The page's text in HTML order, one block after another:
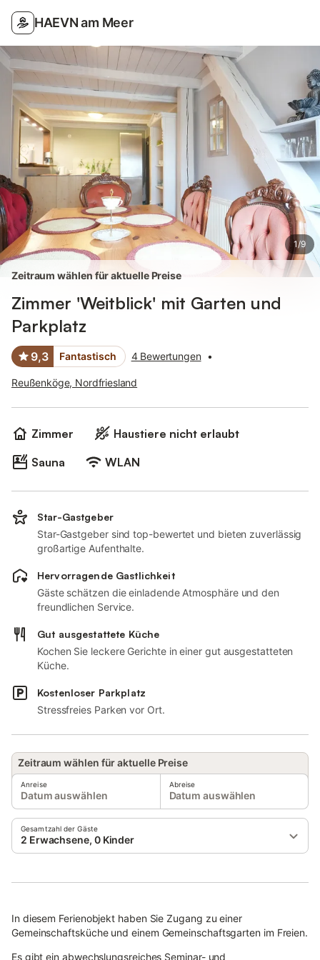
HAEVN am Meer
1/9
Bilder Ausstattung Bewertungen
Zeitraum wählen für aktuelle Preise
Zimmer 'Weitblick' mit Garten und
Parkplatz
9,3 Fantastisch 4 Bewertungen •
Reußenköge, Nordfriesland
Zimmer
Haustiere nicht erlaubt
Sauna
WLAN
Star-Gastgeber
Star-Gastgeber sind top-bewertet und bieten zuverlässig
großartige Aufenthalte.
Hervorragende Gastlichkeit
Gäste schätzen die einladende Atmosphäre und den
freundlichen Service.
Gut ausgestattete Küche
Kochen Sie leckere Gerichte in einer gut ausgestatteten
Küche.
Kostenloser Parkplatz
Stressfreies Parken vor Ort.
Zeitraum wählen für aktuelle Preise
Anreise
Datum auswählen
Abreise
Datum auswählen
Gesamtzahl der Gäste
2 Erwachsene, 0 Kinder
In diesem Ferienobjekt haben Sie Zugang zu einer
Gemeinschaftsküche und einem Gemeinschaftsgarten im Freien.
Es gibt ein abwechslungsreiches Seminar- und